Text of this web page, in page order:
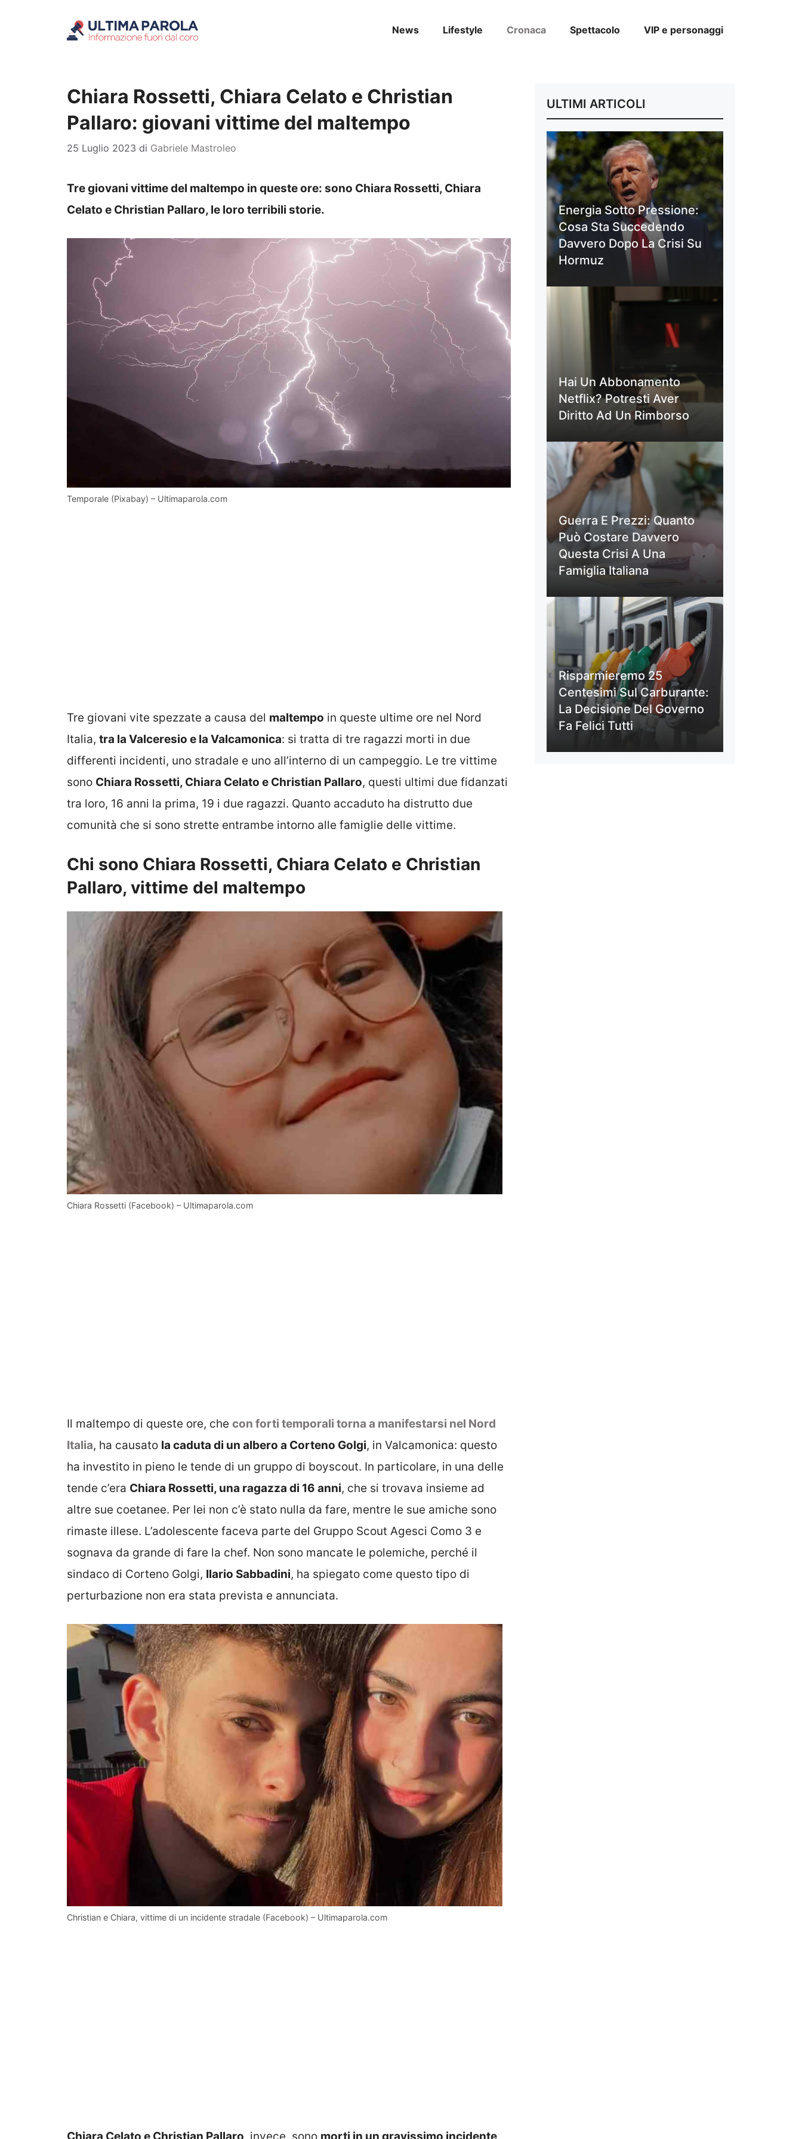
News Lifestyle Cronaca Spettacolo VIP e personaggi
Chiara Rossetti, Chiara Celato e Christian
Pallaro: giovani vittime del maltempo
25 Luglio 2023 di Gabriele Mastroleo
Tre giovani vittime del maltempo in queste ore: sono Chiara Rossetti, Chiara
Celato e Christian Pallaro, le loro terribili storie.
Temporale (Pixabay) – Ultimaparola.com
Tre giovani vite spezzate a causa del maltempo in queste ultime ore nel Nord
Italia, tra la Valceresio e la Valcamonica: si tratta di tre ragazzi morti in due
differenti incidenti, uno stradale e uno all’interno di un campeggio. Le tre vittime
sono Chiara Rossetti, Chiara Celato e Christian Pallaro, questi ultimi due fidanzati
tra loro, 16 anni la prima, 19 i due ragazzi. Quanto accaduto ha distrutto due
comunità che si sono strette entrambe intorno alle famiglie delle vittime.
Chi sono Chiara Rossetti, Chiara Celato e Christian
Pallaro, vittime del maltempo
Chiara Rossetti (Facebook) – Ultimaparola.com
Il maltempo di queste ore, che con forti temporali torna a manifestarsi nel Nord
Italia, ha causato la caduta di un albero a Corteno Golgi, in Valcamonica: questo
ha investito in pieno le tende di un gruppo di boyscout. In particolare, in una delle
tende c’era Chiara Rossetti, una ragazza di 16 anni, che si trovava insieme ad
altre sue coetanee. Per lei non c’è stato nulla da fare, mentre le sue amiche sono
rimaste illese. L’adolescente faceva parte del Gruppo Scout Agesci Como 3 e
sognava da grande di fare la chef. Non sono mancate le polemiche, perché il
sindaco di Corteno Golgi, Ilario Sabbadini, ha spiegato come questo tipo di
perturbazione non era stata prevista e annunciata.
Christian e Chiara, vittime di un incidente stradale (Facebook) – Ultimaparola.com
Chiara Celato e Christian Pallaro , invece, sono morti in un gravissimo incidente
ULTIMI ARTICOLI
Energia Sotto Pressione:
Cosa Sta Succedendo
Davvero Dopo La Crisi Su
Hormuz
Hai Un Abbonamento
Netflix? Potresti Aver
Diritto Ad Un Rimborso
Guerra E Prezzi: Quanto
Può Costare Davvero
Questa Crisi A Una
Famiglia Italiana
Risparmieremo 25
Centesimi Sul Carburante:
La Decisione Del Governo
Fa Felici Tutti